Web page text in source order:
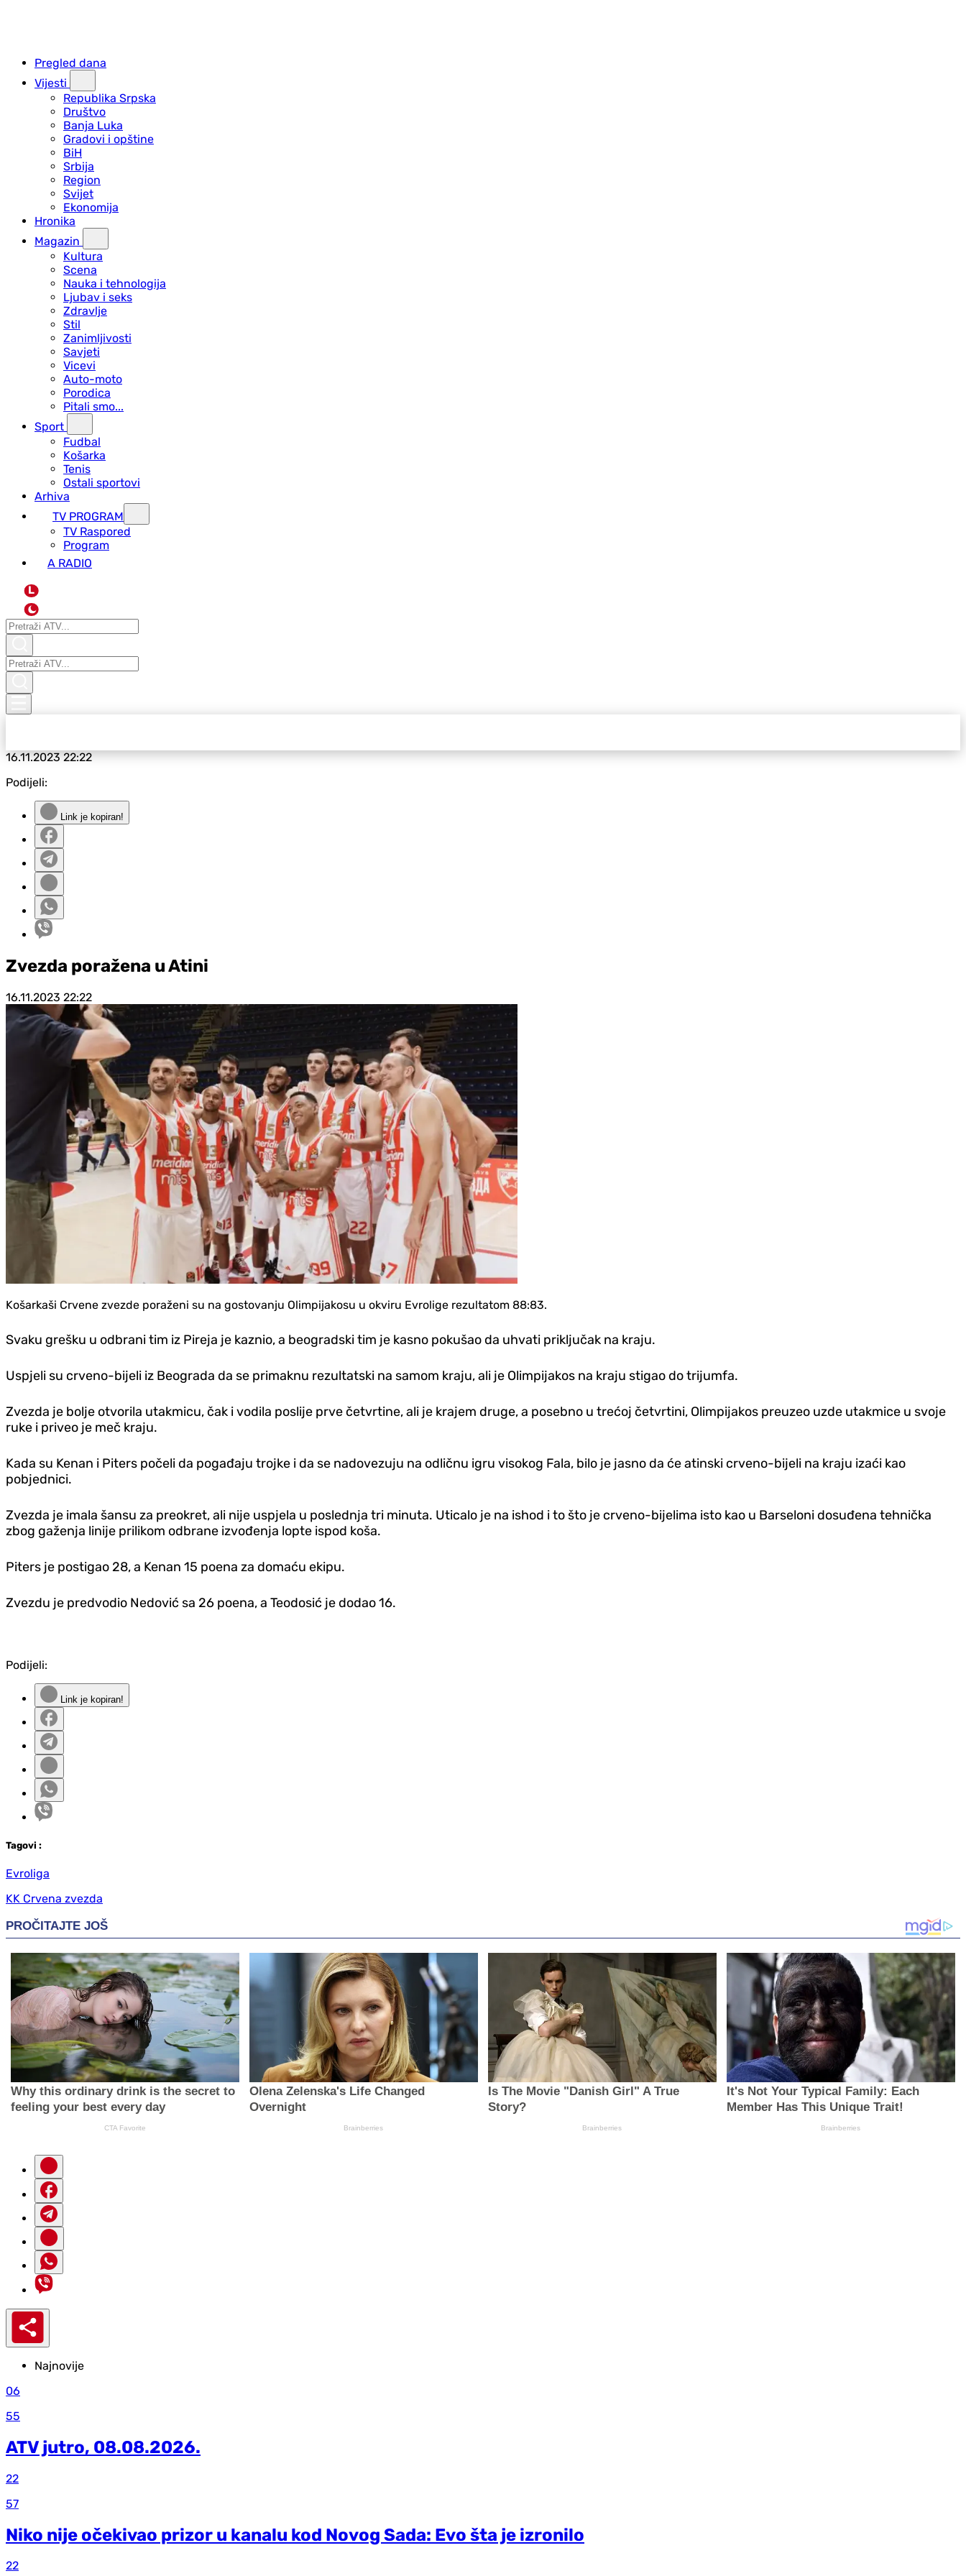
Pregled dana
Vijesti
Republika Srpska
Društvo
Banja Luka
Gradovi i opštine
BiH
Srbija
Region
Svijet
Ekonomija
Hronika
Magazin
Kultura
Scena
Nauka i tehnologija
Ljubav i seks
Zdravlje
Stil
Zanimljivosti
Savjeti
Vicevi
Auto-moto
Porodica
Pitali smo...
Sport
Fudbal
Košarka
Tenis
Ostali sportovi
Arhiva
TV PROGRAM
ТV Raspored
Program
A RADIO
L
16.11.202322:22
Podijeli:
Link je kopiran!
Zvezda poražena u Atini
16.11.2023 22:22
Košarkaši Crvene zvezde poraženi su na gostovanju Olimpijakosu u okviru Evrolige rezultatom 88:83.
Svaku grešku u odbrani tim iz Pireja je kaznio, a beogradski tim je kasno pokušao da uhvati priključak na kraju.
Uspjeli su crveno-bijeli iz Beograda da se primaknu rezultatski na samom kraju, ali je Olimpijakos na kraju stigao do trijumfa.
Zvezda je bolje otvorila utakmicu, čak i vodila poslije prve četvrtine, ali je krajem druge, a posebno u trećoj četvrtini, Olimpijakos preuzeo uzde utakmice u svoje
ruke i priveo je meč kraju.
Kada su Kenan i Piters počeli da pogađaju trojke i da se nadovezuju na odličnu igru visokog Fala, bilo je jasno da će atinski crveno-bijeli na kraju izaći kao
pobjednici.
Zvezda je imala šansu za preokret, ali nije uspjela u poslednja tri minuta. Uticalo je na ishod i to što je crveno-bijelima isto kao u Barseloni dosuđena tehnička
zbog gaženja linije prilikom odbrane izvođenja lopte ispod koša.
Piters je postigao 28, a Kenan 15 poena za domaću ekipu.
Zvezdu je predvodio Nedović sa 26 poena, a Teodosić je dodao 16.
Podijeli:
Link je kopiran!
Tagovi :
Evroliga
KK Crvena zvezda
Najnovije
06
55
ATV jutro, 08.08.2026.
22
57
Niko nije očekivao prizor u kanalu kod Novog Sada: Evo šta je izronilo
22